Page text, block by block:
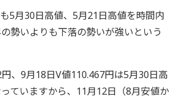
5月30日高値、5月21日高値を時間内
勢いよりも下落の勢いが強いという
、9月18日V値110.467円は5月30日高
ていますから、11月12日（8月安値か